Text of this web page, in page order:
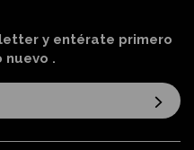
y entérate primero
nuevo .